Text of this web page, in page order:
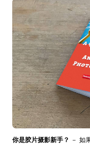
你是胶片摄影新手？ － 如